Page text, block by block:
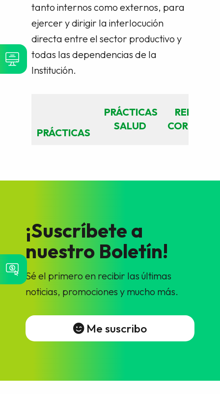
tanto internos como externos, para
ejercer y dirigir la interlocución
directa entre el sector productivo y
todas las dependencias de la
Institución.
PRÁCTICAS
PRÁCTICAS
SALUD
¡Suscríbete a
nuestro Boletín!
Sé el primero en recibir las últimas
noticias, promociones y mucho más.
Me suscribo